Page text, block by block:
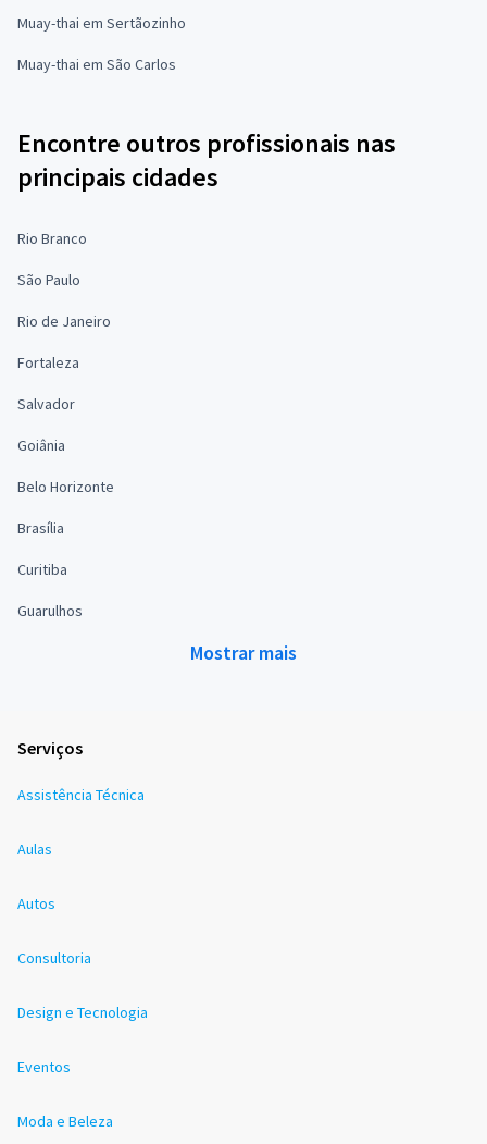
Muay-thai em Sertãozinho
Muay-thai em São Carlos
Encontre outros profissionais nas
principais cidades
Rio Branco
São Paulo
Rio de Janeiro
Fortaleza
Salvador
Goiânia
Belo Horizonte
Brasília
Curitiba
Guarulhos
Mostrar mais
Serviços
Assistência Técnica
Aulas
Autos
Consultoria
Design e Tecnologia
Eventos
Moda e Beleza